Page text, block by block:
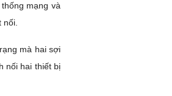
mạng và
mà hai sợi
nối hai thiết bị